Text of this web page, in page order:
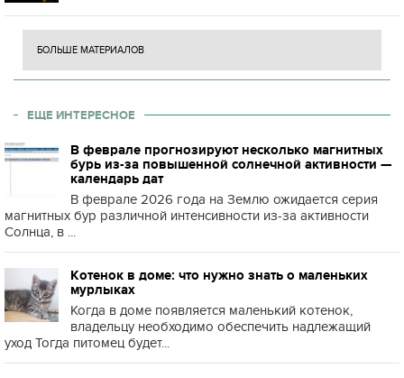
БОЛЬШЕ МАТЕРИАЛОВ
ЕЩЕ ИНТЕРЕСНОЕ
В феврале прогнозируют несколько магнитных
бурь из-за повышенной солнечной активности —
календарь дат
В феврале 2026 года на Землю ожидается серия
магнитных бур различной интенсивности из-за активности
Солнца, в ...
Котенок в доме: что нужно знать о маленьких
мурлыках
Когда в доме появляется маленький котенок,
владельцу необходимо обеспечить надлежащий
уход Тогда питомец будет...